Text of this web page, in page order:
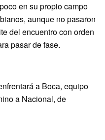
en su propio campo
aunque no pasaron
del encuentro con orden
pasar de fase.
a Boca, equipo
a Nacional, de